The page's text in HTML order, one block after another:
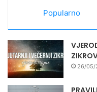
Popularno
26/05/